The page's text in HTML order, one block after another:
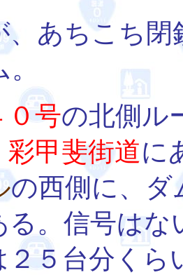
あちこち閉
０号の北側ル
甲斐街道に
の西側に、ダ
る。信号は
２５台分くら